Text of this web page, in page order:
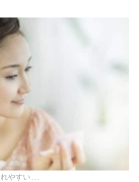
やすい……